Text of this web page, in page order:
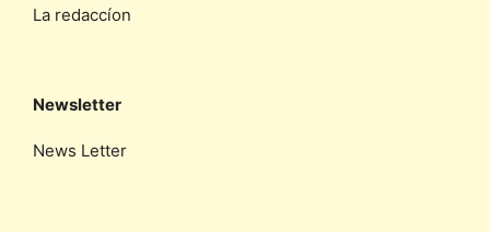
La redaccíon
Newsletter
News Letter